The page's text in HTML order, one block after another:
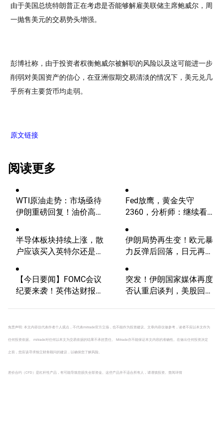
由于美国总统特朗普正在考虑是否能够解雇美联储主席鲍威尔，周
一抛售美元的交易势头增强。
彭博社称，由于投资者权衡鲍威尔被解职的风险以及这可能进一步
削弱对美国资产的信心，在亚洲假期交易清淡的情况下，美元兑几
乎所有主要货币均走弱。
原文链接
阅读更多
WTI原油走势：市场亟待
伊朗重磅回复！油价高波
Fed放鹰，黄金失守
2360，分析师：继续看
半导体板块持续上涨，散
户应该买入英特尔还是
伊朗局势再生变！欧元暴
力反弹后回落，日元再度
【今日要闻】FOMC会议
纪要来袭！英伟达财报将
突发！伊朗国家媒体再度
否认重启谈判，美股回调
免责声明: 本文内容仅代表作者个人观点，不代表mitrade官方立场，也不能作为投资建议。文章内容仅做参考，读者不应以本文作为
任何投资依据。 mitrade对任何以本文为交易依据的结果不承担责任。 Mitrade亦不能保证本文内容的准确性。在做出任何投资决定
之前，您应该寻求独立财务顾问的建议，以确保您了解风险。
差价合约（CFD）是杠杆性产品，有可能导致您损失全部资金。这些产品并不适合所有人，请谨慎投资。 查阅详情